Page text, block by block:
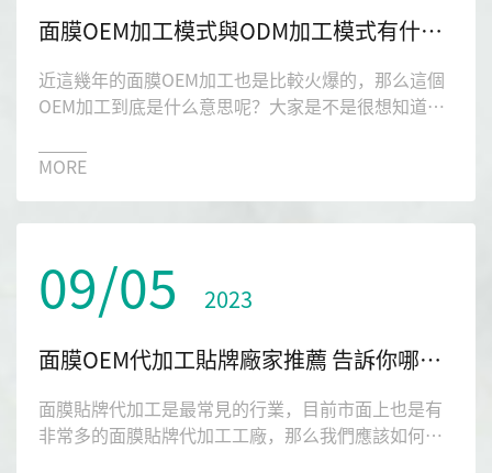
面膜OEM加工模式與ODM加工模式有什么區別？
近這幾年的面膜OEM加工也是比較火爆的，那么這個
OEM加工到底是什么意思呢？大家是不是很想知道
膜OEM加工，感興趣的朋友們進來看看吧。
MORE
09/05
2023
面膜OEM代加工貼牌廠家推薦 告訴你哪家值得你選擇
面膜貼牌代加工是最常見的行業，目前市面上也是有
非常多的面膜貼牌代加工工廠，那么我們應該如何選